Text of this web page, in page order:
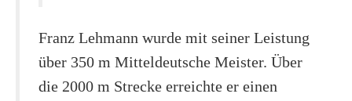
Franz Lehmann wurde mit seiner Leistung
über 350 m Mitteldeutsche Meister. Über
die 2000 m Strecke erreichte er einen